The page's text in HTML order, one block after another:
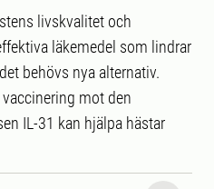
livskvalitet och
läkemedel som lindrar
behövs nya alternativ.
mot den
IL-31 kan hjälpa hästar